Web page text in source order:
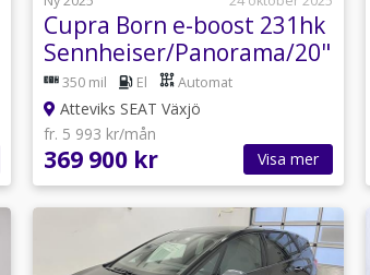
Cupra Born e-boost 231hk
Sennheiser/Panorama/20"
350 mil El Automat
Atteviks SEAT Växjö
fr. 5 993 kr/mån
369 900 kr Visa mer